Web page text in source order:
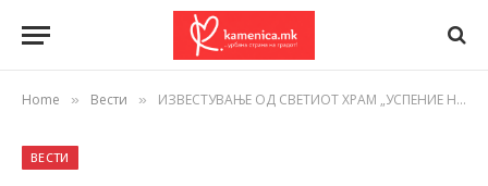
Home » Вести » ИЗВЕСТУВАЊЕ ОД СВЕТИОТ ХРАМ „УСПЕНИЕ НА ПРЕСВЕТА БОГОРОДИЦА“ ДО ВЕРНИЦИТЕ- УЧЕСНИЦИ ВО ФАЌАЊЕТО НА СВЕТИОТ КРСТ
ВЕСТИ